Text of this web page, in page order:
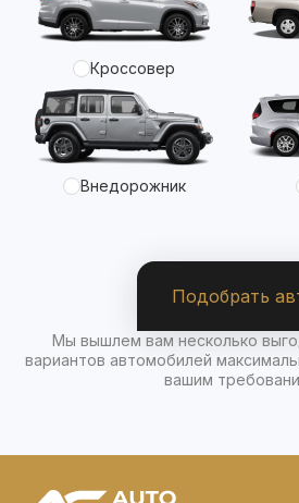
Кроссовер
Внедорожник
Подобрать
Мы вышлем вам несколько
вариантов автомобилей
вашим